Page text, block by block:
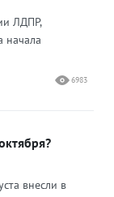
ЛДПР,
начала
6983
внесли в